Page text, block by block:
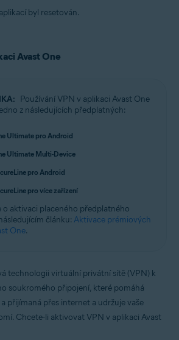
byl resetován.
Avast One
Používání VPN v aplikaci Avast One
z následujících předplatných:
Ultimate pro Android
Ultimate Multi-Device
pro Android
pro více zařízení
o aktivaci placeného předplatného
článku: Aktivace prémiových
One.
technologii virtuální privátní sítě (VPN) k
soukromého připojení, které pomáhá
přijímaná přes internet a udržuje vaše
Chcete-li aktivovat VPN v aplikaci Avast